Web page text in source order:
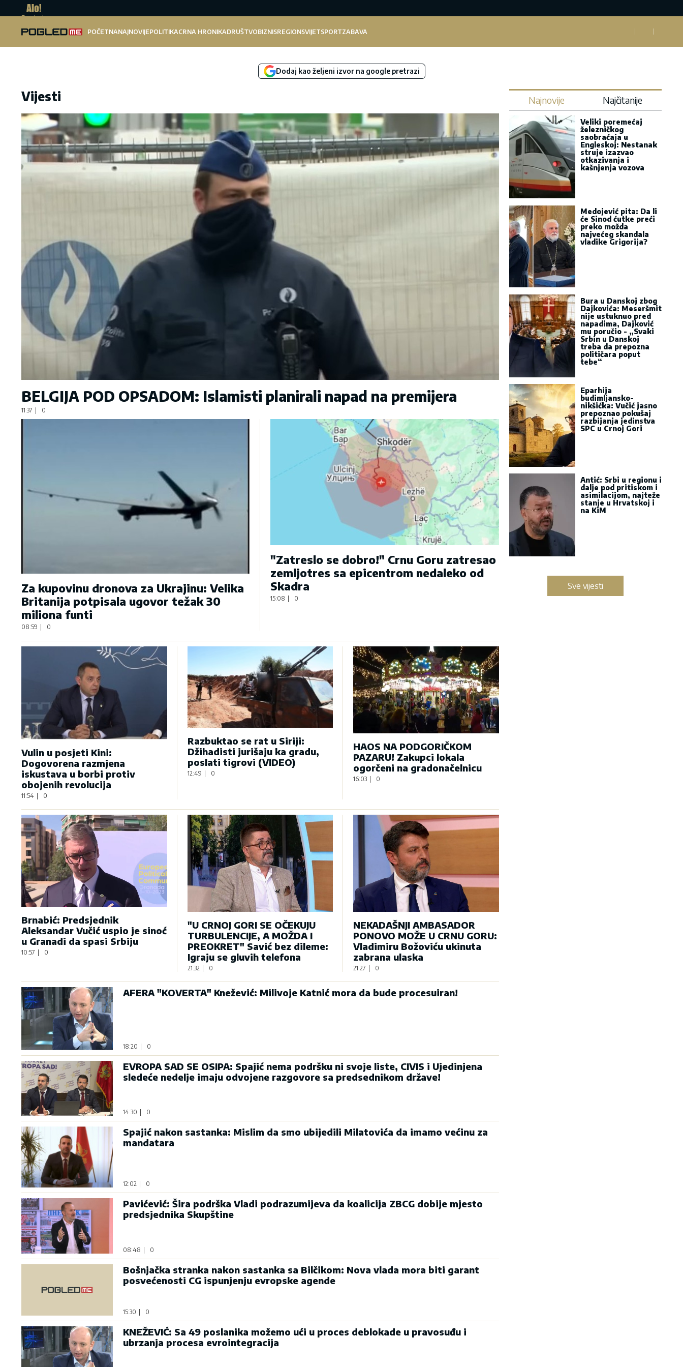
Pogled.me
POČETNANAJNOVIJEPOLITIKACRNA HRONIKADRUŠTVOBIZNISREGIONSVIJETSPORTZABAVA
Dodaj kao željeni izvor na google pretrazi
Vijesti
BELGIJA POD OPSADOM: Islamisti planirali napad na premijera
11:37 0
Za kupovinu dronova za Ukrajinu: Velika
Britanija potpisala ugovor težak 30
miliona funti
08:59 | 0
"Zatreslo se dobro!" Crnu Goru zatresao
zemljotres sa epicentrom nedaleko od
Skadra
15:08 0
Vulin u posjeti Kini:
Dogovorena razmjena
iskustava u borbi protiv
obojenih revolucija
11:54 0
Razbuktao se rat u Siriji:
Džihadisti jurišaju ka gradu,
poslati tigrovi (VIDEO)
12:49 | 0
HAOS NA PODGORIČKOM
PAZARU! Zakupci lokala
ogorčeni na gradonačelnicu
16:03 0
Brnabić: Predsjednik
Aleksandar Vučić uspio je sinoć
u Granadi da spasi Srbiju
10:57 0
"U CRNOJ GORI SE OČEKUJU
TURBULENCIJE, A MOŽDA I
PREOKRET" Savić bez dileme:
Igraju se gluvih telefona
21:32 | 0
NEKADAŠNJI AMBASADOR
PONOVO MOŽE U CRNU GORU:
Vladimiru Božoviću ukinuta
zabrana ulaska
21:27 | 0
AFERA "KOVERTA" Knežević: Milivoje Katnić mora da bude procesuiran!
18:20 0
EVROPA SAD SE OSIPA: Spajić nema podršku ni svoje liste, CIVIS i Ujedinjena
sledeće nedelje imaju odvojene razgovore sa predsednikom države!
14:30 0
Spajić nakon sastanka: Mislim da smo ubijedili Milatovića da imamo većinu za
mandatara
12:02 0
Pavićević: Šira podrška Vladi podrazumijeva da koalicija ZBCG dobije mjesto
predsjednika Skupštine
08:48 0
Bošnjačka stranka nakon sastanka sa Bilčikom: Nova vlada mora biti garant
posvećenosti CG ispunjenju evropske agende
15:30 0
KNEŽEVIĆ: Sa 49 poslanika možemo ući u proces deblokade u pravosuđu i
ubrzanja procesa evrointegracija
Najnovije Najčitanije
Veliki poremećaj
železničkog
saobraćaja u
Engleskoj: Nestanak
struje izazvao
otkazivanja i
kašnjenja vozova
Medojević pita: Da li
će Sinod ćutke preći
preko možda
najvećeg skandala
vladike Grigorija?
Bura u Danskoj zbog
Dajkovića: Meseršmit
nije ustuknuo pred
napadima, Dajković
mu poručio - „Svaki
Srbin u Danskoj
treba da prepozna
političara poput
tebe“
Eparhija
budimljansko-
nikšićka: Vučić jasno
prepoznao pokušaj
razbijanja jedinstva
SPC u Crnoj Gori
Antić: Srbi u regionu i
dalje pod pritiskom i
asimilacijom, najteže
stanje u Hrvatskoj i
na KiM
Sve vijesti